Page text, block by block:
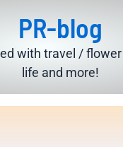
PR-blog
with travel /
life and more!